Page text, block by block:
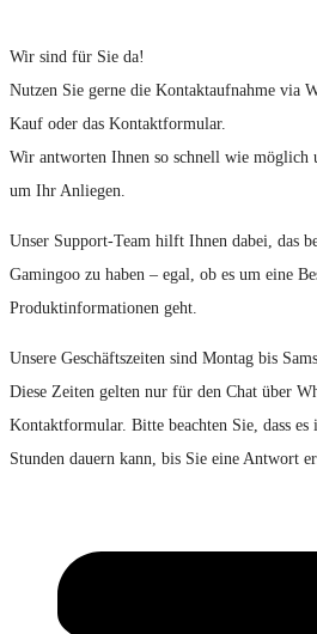
Wir sind für Sie da!
Nutzen Sie gerne die Kontaktaufnahme via
Kauf oder das Kontaktformular.
Wir antworten Ihnen so schnell wie möglich
um Ihr Anliegen.
Unser Support-Team hilft Ihnen dabei, das
Gamingoo zu haben – egal, ob es um eine
Produktinformationen geht.
Unsere Geschäftszeiten sind Montag bis
Diese Zeiten gelten nur für den Chat über
Kontaktformular. Bitte beachten Sie, dass
Stunden dauern kann, bis Sie eine Antwort